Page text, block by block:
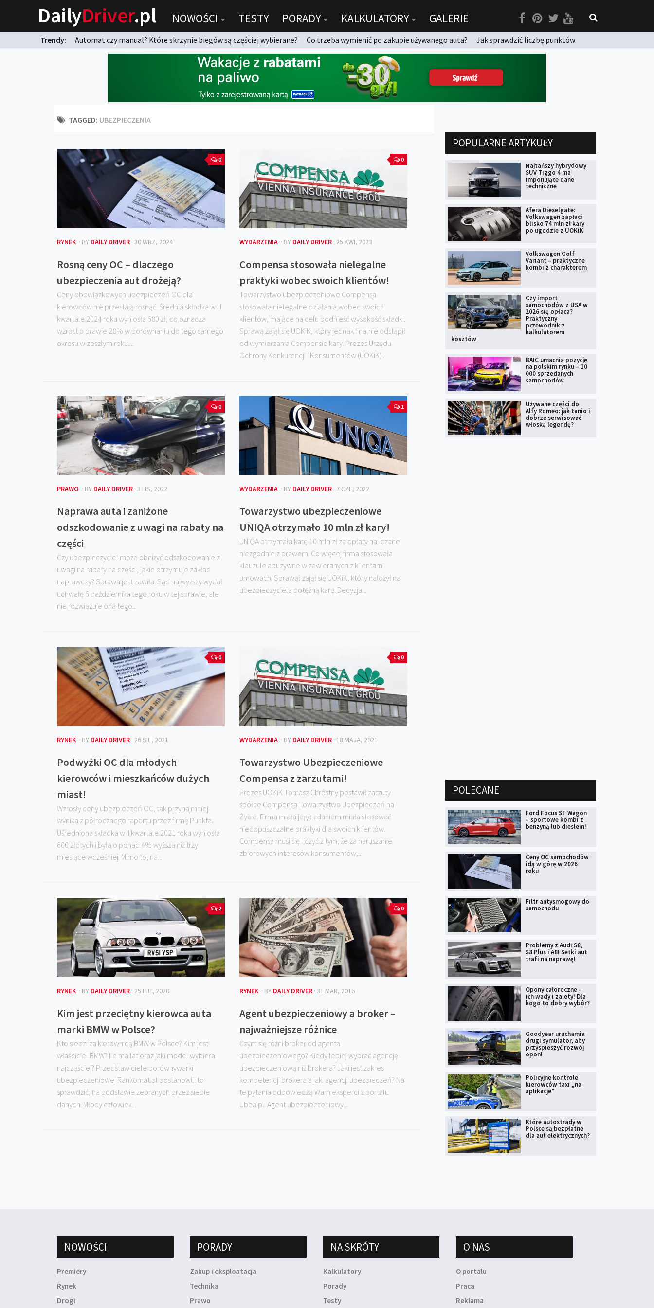
DailyDriver.pl NOWOŚCI TESTY PORADY KALKULATORY GALERIE
Trendy: Automat czy manual? Które skrzynie biegów są częściej wybierane? Co trzeba wymienić po zakupie używanego auta?
Jak sprawdzić liczbę punktów
TAGGED: UBEZPIECZENIA
0
RYNEK · BY DAILY DRIVER · 30 WRZ, 2024
Rosną ceny OC – dlaczego
ubezpieczenia aut drożeją?
Ceny obowiązkowych ubezpieczeń OC dla
kierowców nie przestają rosnąć. Średnia składka w III
kwartale 2024 roku wyniosła 680 zł, co oznacza
wzrost o prawie 28% w porównaniu do tego samego
okresu w zeszłym roku....
0
WYDARZENIA · BY DAILY DRIVER · 25 KWI, 2023
Compensa stosowała nielegalne
praktyki wobec swoich klientów!
Towarzystwo ubezpieczeniowe Compensa
stosowała nielegalne działania wobec swoich
klientów, mające na celu podnieść wysokość składki.
Sprawą zajął się UOKiK, który jednak finalnie odstąpił
od wymierzania Compensie kary. Prezes Urzędu
Ochrony Konkurencji i Konsumentów (UOKiK)...
0
PRAWO · BY DAILY DRIVER · 3 LIS, 2022
Naprawa auta i zaniżone
odszkodowanie z uwagi na rabaty na
części
Czy ubezpieczyciel może obniżyć odszkodowanie z
uwagi na rabaty na części, jakie otrzymuje zakład
naprawczy? Sprawa jest zawiła. Sąd najwyższy wydał
uchwałę 6 października tego roku w tej sprawie, ale
nie rozwiązuje ona tego...
1
WYDARZENIA · BY DAILY DRIVER · 7 CZE, 2022
Towarzystwo ubezpieczeniowe
UNIQA otrzymało 10 mln zł kary!
UNIQA otrzymała karę 10 mln zł za opłaty naliczane
niezgodnie z prawem. Co więcej firma stosowała
klauzule abuzywne w zawieranych z klientami
umowach. Sprawął zajął się UOKiK, który nałożył na
ubezpieczyciela potężną karę. Decyzja...
0
RYNEK · BY DAILY DRIVER · 26 SIE, 2021
Podwyżki OC dla młodych
kierowców i mieszkańców dużych
miast!
Wzrosły ceny ubezpieczeń OC, tak przynajmniej
wynika z półrocznego raportu przez firmę Punkta.
Uśredniona składka w II kwartale 2021 roku wyniosła
600 złotych i była o ponad 4% wyższa niż trzy
miesiące wcześniej. Mimo to, na...
0
WYDARZENIA · BY DAILY DRIVER · 18 MAJA, 2021
Towarzystwo Ubezpieczeniowe
Compensa z zarzutami!
Prezes UOKiK Tomasz Chróstny postawił zarzuty
spółce Compensa Towarzystwo Ubezpieczeń na
Życie. Firma miała jego zdaniem miała stosować
niedopuszczalne praktyki dla swoich klientów.
Compensa musi się liczyć z tym, że za naruszanie
zbiorowych interesów konsumentów,...
2
RYNEK · BY DAILY DRIVER · 25 LUT, 2020
Kim jest przeciętny kierowca auta
marki BMW w Polsce?
Kto siedzi za kierownicą BMW w Polsce? Kim jest
właściciel BMW? Ile ma lat oraz jaki model wybiera
najczęściej? Przedstawiciele porównywarki
ubezpieczeniowej Rankomat.pl postanowili to
sprawdzić, na podstawie zebranych przez siebie
danych. Młody człowiek...
0
RYNEK · BY DAILY DRIVER · 31 MAR, 2016
Agent ubezpieczeniowy a broker –
najważniejsze różnice
Czym się różni broker od agenta
ubezpieczeniowego? Kiedy lepiej wybrać agencję
ubezpieczeniową niż brokera? Jaki jest zakres
kompetencji brokera a jaki agencji ubezpieczeń? Na
te pytania odpowiedzą Wam eksperci z portalu
Ubea.pl. Agent ubezpieczeniowy...
POPULARNE ARTYKUŁY
Najtańszy hybrydowy
SUV Tiggo 4 ma
imponujące dane
techniczne
Afera Dieselgate:
Volkswagen zapłaci
blisko 74 mln zł kary
po ugodzie z UOKiK
Volkswagen Golf
Variant – praktyczne
kombi z charakterem
Czy import
samochodów z USA w
2026 się opłaca?
Praktyczny
przewodnik z
kalkulatorem
kosztów
BAIC umacnia pozycję
na polskim rynku – 10
000 sprzedanych
samochodów
Używane części do
Alfy Romeo: jak tanio i
dobrze serwisować
włoską legendę?
POLECANE
Ford Focus ST Wagon
– sportowe kombi z
benzyną lub dieslem!
Ceny OC samochodów
idą w górę w 2026
roku
Filtr antysmogowy do
samochodu
Problemy z Audi S8,
S8 Plus i A8! Setki aut
trafi na naprawę!
Opony całoroczne –
ich wady i zalety! Dla
kogo to dobry wybór?
Goodyear uruchamia
drugi symulator, aby
przyspieszyć rozwój
opon!
Policyjne kontrole
kierowców taxi „na
aplikacje”
Które autostrady w
Polsce są bezpłatne
dla aut elektrycznych?
NOWOŚCI
Premiery
Rynek
Drogi
PORADY
Zakup i eksploatacja
Technika
Prawo
NA SKRÓTY
Kalkulatory
Porady
Testy
O NAS
O portalu
Praca
Reklama